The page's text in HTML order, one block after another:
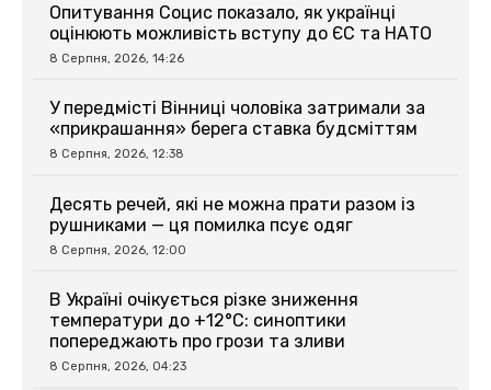
Опитування Социс показало, як українці
оцінюють можливість вступу до ЄС та НАТО
8 Серпня, 2026, 14:26
У передмісті Вінниці чоловіка затримали за
«прикрашання» берега ставка будсміттям
8 Серпня, 2026, 12:38
Десять речей, які не можна прати разом із
рушниками — ця помилка псує одяг
8 Серпня, 2026, 12:00
В Україні очікується різке зниження
температури до +12°C: синоптики
попереджають про грози та зливи
8 Серпня, 2026, 04:23